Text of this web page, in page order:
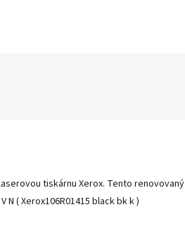
tiskárnu Xerox. Tento
N ( Xerox106R01415 black bk k )